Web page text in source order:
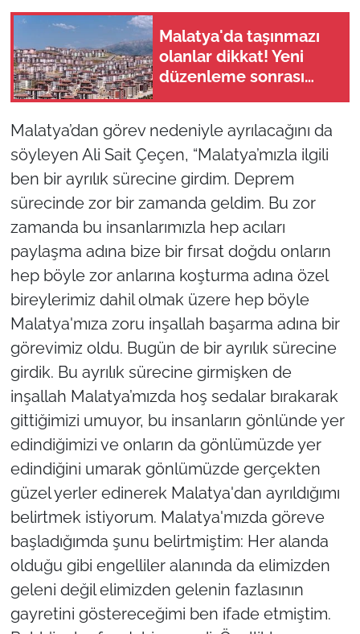
Malatya'da taşınmazı
olanlar dikkat! Yeni
düzenleme sonrası
çevrildi
Malatya’dan görev nedeniyle ayrılacağını da
söyleyen Ali Sait Çeçen, “Malatya’mızla ilgili
ben bir ayrılık sürecine girdim. Deprem
sürecinde zor bir zamanda geldim. Bu zor
zamanda bu insanlarımızla hep acıları
paylaşma adına bize bir fırsat doğdu onların
hep böyle zor anlarına koşturma adına özel
bireylerimiz dahil olmak üzere hep böyle
Malatya'mıza zoru inşallah başarma adına bir
görevimiz oldu. Bugün de bir ayrılık sürecine
girdik. Bu ayrılık sürecine girmişken de
inşallah Malatya’mızda hoş sedalar bırakarak
gittiğimizi umuyor, bu insanların gönlünde yer
edindiğimizi ve onların da gönlümüzde yer
edindiğini umarak gönlümüzde gerçekten
güzel yerler edinerek Malatya'dan ayrıldığımı
belirtmek istiyorum. Malatya'mızda göreve
başladığımda şunu belirtmiştim: Her alanda
olduğu gibi engelliler alanında da elimizden
geleni değil elimizden gelenin fazlasının
gayretini göstereceğimi ben ifade etmiştim.